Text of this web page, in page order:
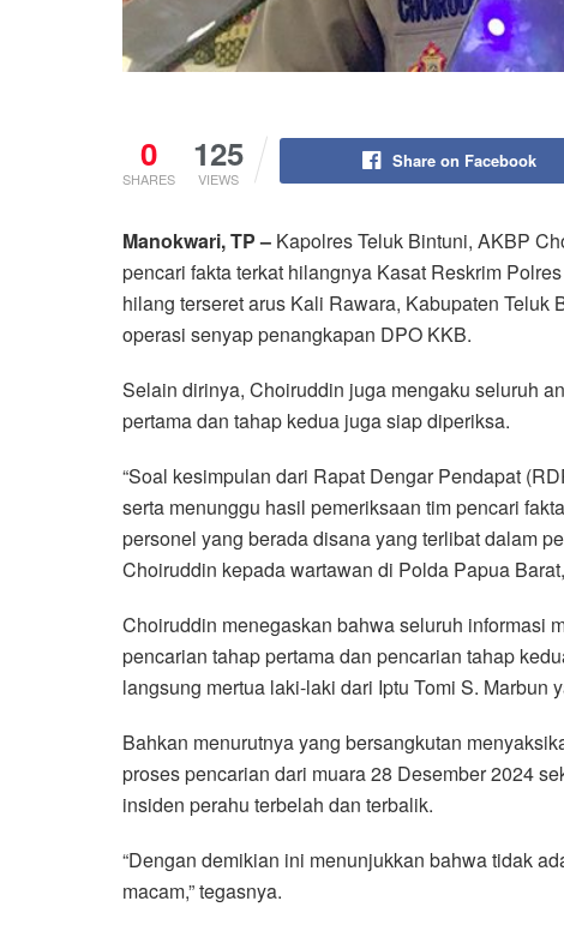
0
SHARES
125
VIEWS
Share on Facebook
Manokwari, TP – Kapolres Teluk Bintuni, AKBP
pencari fakta terkat hilangnya Kasat Reskrim
hilang terseret arus Kali Rawara, Kabupaten
operasi senyap penangkapan DPO KKB.
Selain dirinya, Choiruddin juga mengaku seluruh
pertama dan tahap kedua juga siap diperiksa.
“Soal kesimpulan dari Rapat Dengar Pendapat
serta menunggu hasil pemeriksaan tim pencari
personel yang berada disana yang terlibat dalam
Choiruddin kepada wartawan di Polda Papua
Choiruddin menegaskan bahwa seluruh informasi
pencarian tahap pertama dan pencarian tahap
langsung mertua laki-laki dari Iptu Tomi S. Marbun
Bahkan menurutnya yang bersangkutan
proses pencarian dari muara 28 Desember 2024
insiden perahu terbelah dan terbalik.
“Dengan demikian ini menunjukkan bahwa tidak
macam,” tegasnya.